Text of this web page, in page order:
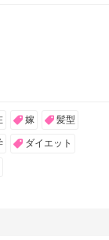
嫁 髪型
ダイエット